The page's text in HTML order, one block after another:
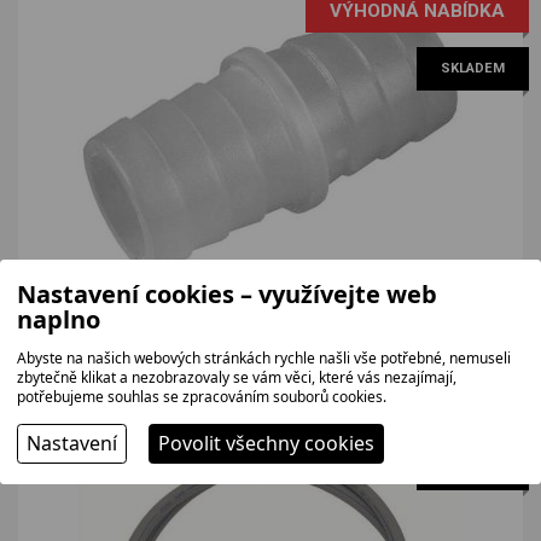
VÝHODNÁ NABÍDKA
SKLADEM
JOLLY spojka vypouštěcí hadice 2008V
Spojka vypouštěcí hadice.
107 bez DPH
129 Kč
Nastavení cookies – využívejte web
naplno
Abyste na našich webových stránkách rychle našli vše potřebné, nemuseli
zbytečně klikat a nezobrazovaly se vám věci, které vás nezajímají,
potřebujeme souhlas se zpracováním souborů cookies.
Nastavení Povolit všechny cookies